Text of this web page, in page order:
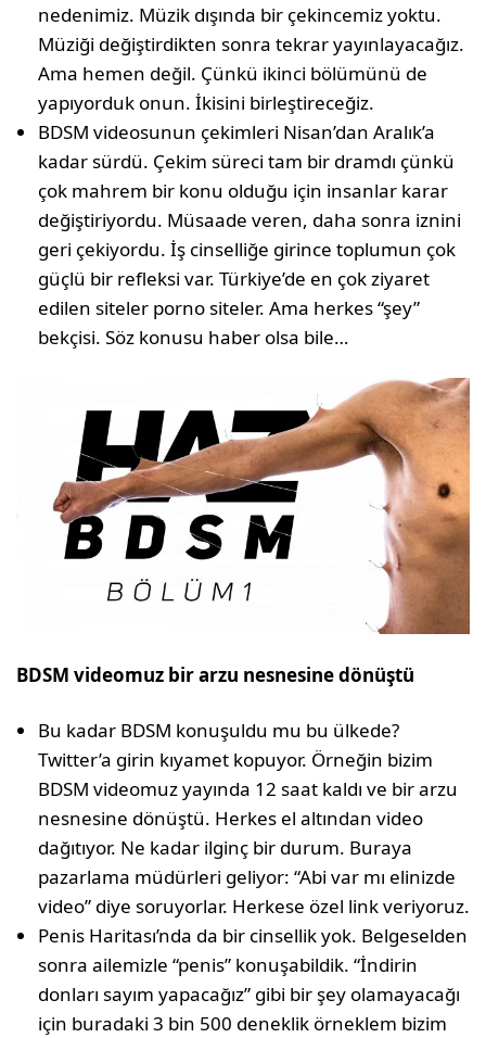
nedenimiz. Müzik dışında bir çekincemiz yoktu.
Müziği değiştirdikten sonra tekrar yayınlayacağız.
Ama hemen değil. Çünkü ikinci bölümünü de
yapıyorduk onun. İkisini birleştireceğiz.
BDSM videosunun çekimleri Nisan’dan Aralık’a
kadar sürdü. Çekim süreci tam bir dramdı çünkü
çok mahrem bir konu olduğu için insanlar karar
değiştiriyordu. Müsaade veren, daha sonra iznini
geri çekiyordu. İş cinselliğe girince toplumun çok
güçlü bir refleksi var. Türkiye’de en çok ziyaret
edilen siteler porno siteler. Ama herkes “şey”
bekçisi. Söz konusu haber olsa bile…
BDSM videomuz bir arzu nesnesine dönüştü
Bu kadar BDSM konuşuldu mu bu ülkede?
Twitter’a girin kıyamet kopuyor. Örneğin bizim
BDSM videomuz yayında 12 saat kaldı ve bir arzu
nesnesine dönüştü. Herkes el altından video
dağıtıyor. Ne kadar ilginç bir durum. Buraya
pazarlama müdürleri geliyor: “Abi var mı elinizde
video” diye soruyorlar. Herkese özel link veriyoruz.
Penis Haritası’nda da bir cinsellik yok. Belgeselden
sonra ailemizle “penis” konuşabildik. “İndirin
donları sayım yapacağız” gibi bir şey olamayacağı
için buradaki 3 bin 500 deneklik örneklem bizim